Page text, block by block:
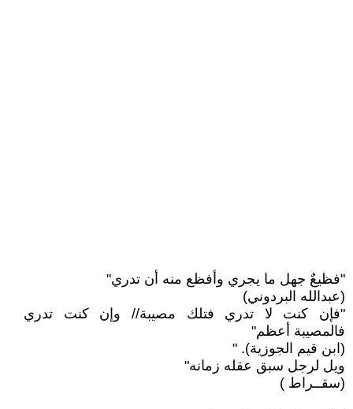
"فظيعٌ جهل ما يجري وأفظع منه أن تدري"
(عبدالله البردوني)
"فإن كنت لا تدري فتلك مصيبة// وإن كنت تدري
فالمصيبة أعظم"
(ابن قيم الجوزية). "
ويل لرجل سبق عقله زمانه"
(سقــراط )